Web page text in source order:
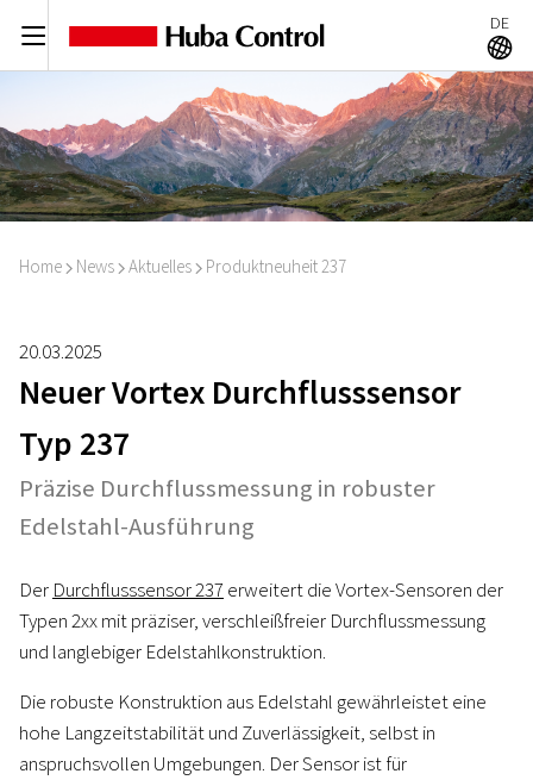
C DE
A
Home I News I Aktuelles I Produktneuheit 237
20.03.2025
Neuer Vortex Durchflusssensor
Typ 237
Präzise Durchflussmessung in robuster
Edelstahl-Ausführung
Der Durchflusssensor 237 erweitert die Vortex-Sensoren der
Typen 2xx mit präziser, verschleißfreier Durchflussmessung
und langlebiger Edelstahlkonstruktion.
Die robuste Konstruktion aus Edelstahl gewährleistet eine
hohe Langzeitstabilität und Zuverlässigkeit, selbst in
anspruchsvollen Umgebungen. Der Sensor ist für